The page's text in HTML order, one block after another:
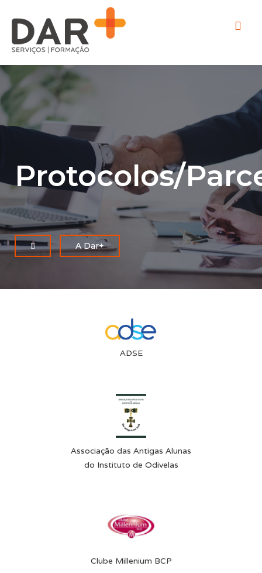
Protocolos/
A Dar+
ADSE
Associação das Antigas Alunas
do Instituto de Odivelas
Clube Millenium BCP